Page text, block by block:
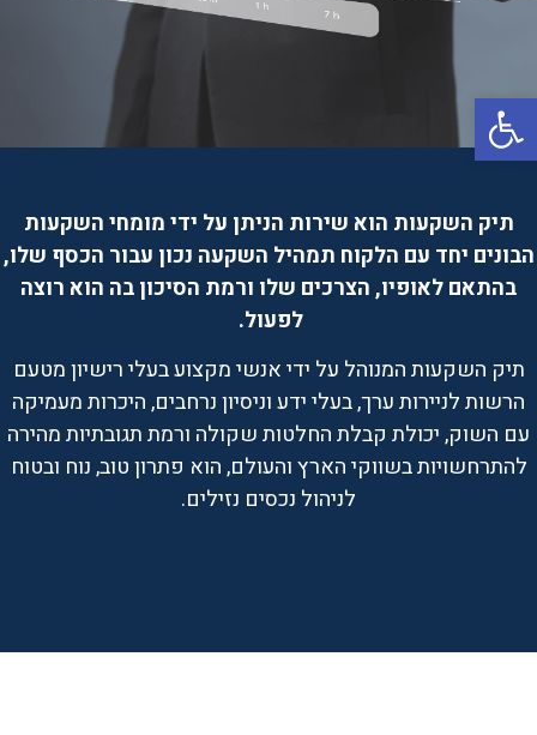
פתח סרגל נגישות
תיק השקעות הוא שירות הניתן על ידי מומחי השקעות
הבונים יחד עם הלקוח תמהיל השקעה נכון עבור הכסף שלו,
בהתאם לאופיו, הצרכים שלו ורמת הסיכון בה הוא רוצה
לפעול.
תיק השקעות המנוהל על ידי אנשי מקצוע בעלי רישיון מטעם
הרשות לניירות ערך, בעלי ידע וניסיון נרחבים, היכרות מעמיקה
עם השוק, יכולת קבלת החלטות שקולה ורמת תגובתיות מהירה
להתרחשויות בשווקי הארץ והעולם, הוא פתרון טוב, נוח ובטוח
לניהול נכסים נזילים.